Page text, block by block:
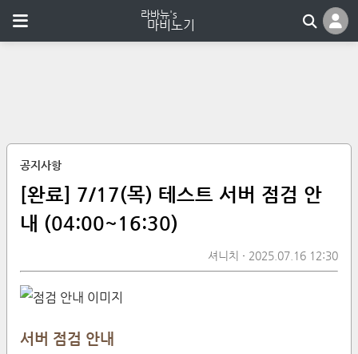
공지사항
[완료] 7/17(목) 테스트 서버 점검 안
내 (04:00~16:30)
셔니치 2025.07.16 12:30
서버 점검 안내